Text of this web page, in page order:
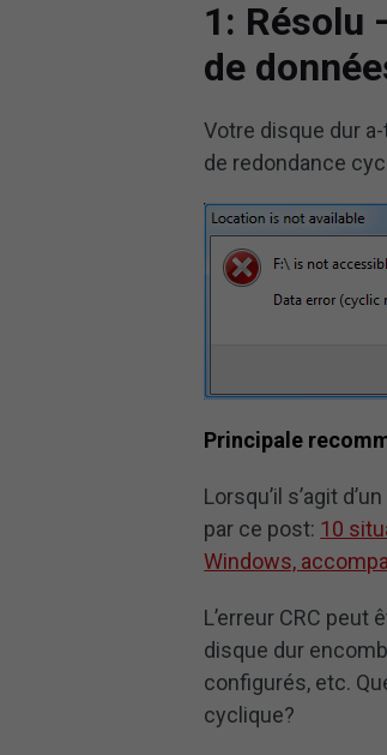
1: Résolu
de
Votre disque dur
de redondance
Principale
Lorsqu’il s’agit
par ce post: 10
Windows,
L’erreur CRC
disque dur
configurés, etc.
cyclique?